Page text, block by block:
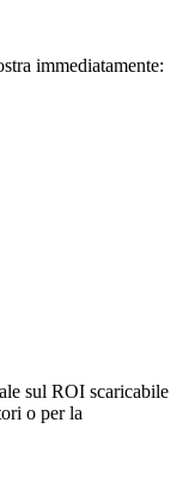
immediatamente:
sul ROI scaricabile
o per la